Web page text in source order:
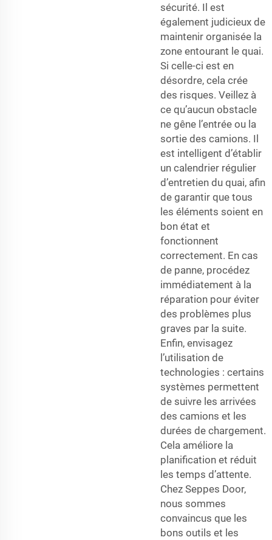
sécurité. Il est
également judicieux de
maintenir organisée la
zone entourant le quai.
Si celle-ci est en
désordre, cela crée
des risques. Veillez à
ce qu’aucun obstacle
ne gêne l’entrée ou la
sortie des camions. Il
est intelligent d’établir
un calendrier régulier
d’entretien du quai, afin
de garantir que tous
les éléments soient en
bon état et
fonctionnent
correctement. En cas
de panne, procédez
immédiatement à la
réparation pour éviter
des problèmes plus
graves par la suite.
Enfin, envisagez
l’utilisation de
technologies : certains
systèmes permettent
de suivre les arrivées
des camions et les
durées de chargement.
Cela améliore la
planification et réduit
les temps d’attente.
Chez Seppes Door,
nous sommes
convaincus que les
bons outils et les